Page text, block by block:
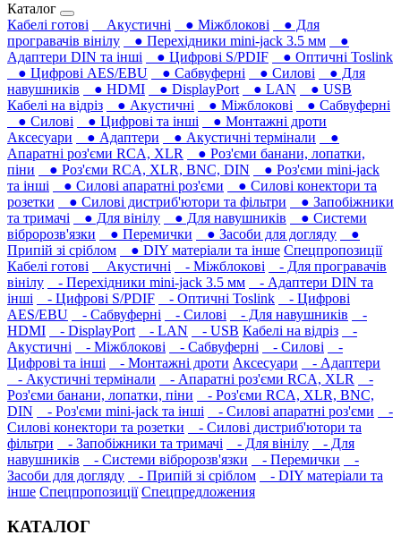
Каталог
Кабелі готові
Акустичні ● Міжблокові
● Для
програвачів вінілу
● Перехідники mini-jack 3.5 мм
●
Адаптери DIN та інші
● Цифрові S/PDIF
● Оптичні Toslink
● Цифрові AES/EBU
● Сабвуферні ● Силові
● Для
навушників‎
● HDMI ● DisplayPort ● LAN
● USB
Кабелі на відріз
● Акустичні ● Міжблокові
● Сабвуферні
● Силові
● Цифрові та інші
● Монтажні дроти
Аксесуари
● Адаптери ● Акустичні термінали
●
Апаратні роз'єми RCA, XLR
● Роз'єми банани, лопатки,
піни
● Роз'єми RCA, XLR, BNC, DIN
● Роз'єми mini-jack
та інші
● Силові апаратні роз'єми
● Силові конектори та
розетки
● Силові дистриб'ютори та фільтри
● Запобіжники
та тримачі
● Для вінілу ● Для навушників‎
● Системи
вібророзв'язки
● Перемички ● Засоби для догляду
●
Припій зі сріблом
● DIY матеріали та інше Спецпропозиції
Кабелі готові
Акустичні - Міжблокові
- Для програвачів
вінілу
- Перехідники mini-jack 3.5 мм
- Адаптери DIN та
інші
- Цифрові S/PDIF - Оптичні Toslink
- Цифрові
AES/EBU
- Сабвуферні - Силові - Для навушників‎
-
HDMI
- DisplayPort - LAN - USB Кабелі на відріз
-
Акустичні
- Міжблокові - Сабвуферні - Силові
-
Цифрові та інші
- Монтажні дроти Аксесуари
- Адаптери
- Акустичні термінали
- Апаратні роз'єми RCA, XLR
-
Роз'єми банани, лопатки, піни
- Роз'єми RCA, XLR, BNC,
DIN
- Роз'єми mini-jack та інші - Силові апаратні роз'єми
-
Силові конектори та розетки
- Силові дистриб'ютори та
фільтри
- Запобіжники та тримачі - Для вінілу
- Для
навушників‎
- Системи вібророзв'язки - Перемички
-
Засоби для догляду
- Припій зі сріблом
- DIY матеріали та
інше Спецпропозиції Спецпредложения
КАТАЛОГ